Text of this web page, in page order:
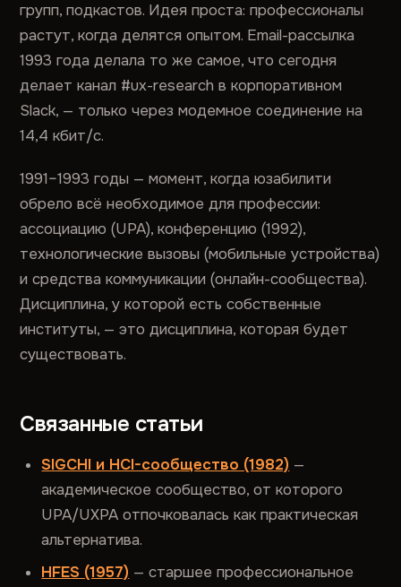
групп, подкастов. Идея проста: профессионалы
растут, когда делятся опытом. Email-рассылка
1993 года делала то же самое, что сегодня
делает канал #ux-research в корпоративном
Slack, — только через модемное соединение на
14,4 кбит/с.
1991–1993 годы — момент, когда юзабилити
обрело всё необходимое для профессии:
ассоциацию (UPA), конференцию (1992),
технологические вызовы (мобильные устройства)
и средства коммуникации (онлайн-сообщества).
Дисциплина, у которой есть собственные
институты, — это дисциплина, которая будет
существовать.
Связанные статьи
SIGCHI и HCI-сообщество (1982) —
академическое сообщество, от которого
UPA/UXPA отпочковалась как практическая
альтернатива.
HFES (1957) — старшее профессиональное